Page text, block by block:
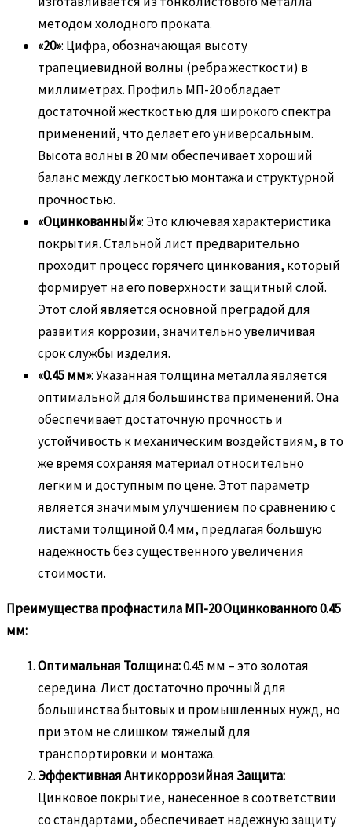
методом холодного проката.
«20»: Цифра, обозначающая высоту
трапециевидной волны (ребра жесткости) в
миллиметрах. Профиль МП-20 обладает
достаточной жесткостью для широкого спектра
применений, что делает его универсальным.
Высота волны в 20 мм обеспечивает хороший
баланс между легкостью монтажа и структурной
прочностью.
«Оцинкованный»: Это ключевая характеристика
покрытия. Стальной лист предварительно
проходит процесс горячего цинкования, который
формирует на его поверхности защитный слой.
Этот слой является основной преградой для
развития коррозии, значительно увеличивая
срок службы изделия.
«0.45 мм»: Указанная толщина металла является
оптимальной для большинства применений. Она
обеспечивает достаточную прочность и
устойчивость к механическим воздействиям, в то
же время сохраняя материал относительно
легким и доступным по цене. Этот параметр
является значимым улучшением по сравнению с
листами толщиной 0.4 мм, предлагая большую
надежность без существенного увеличения
стоимости.
Преимущества профнастила МП-20 Оцинкованного 0.45
мм:
Оптимальная Толщина:0.45 мм – это золотая
середина. Лист достаточно прочный для
большинства бытовых и промышленных нужд, но
при этом не слишком тяжелый для
транспортировки и монтажа.
Эффективная Антикоррозийная Защита:
Цинковое покрытие, нанесенное в соответствии
со стандартами, обеспечивает надежную защиту